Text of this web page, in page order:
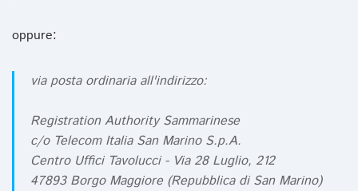
oppure:
via posta ordinaria all'indirizzo:
Registration Authority Sammarinese
c/o Telecom Italia San Marino S.p.A.
Centro Uffici Tavolucci - Via 28 Luglio, 212
47893 Borgo Maggiore (Repubblica di San Marino)